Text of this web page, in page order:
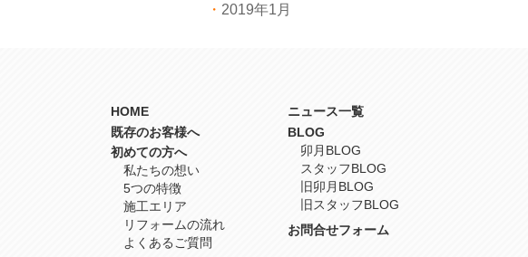
2019年1月
HOME
既存のお客様へ
初めての方へ
私たちの想い
5つの特徴
施工エリア
リフォームの流れ
よくあるご質問
ニュース一覧
BLOG
卯月BLOG
スタッフBLOG
旧卯月BLOG
旧スタッフBLOG
お問合せフォーム